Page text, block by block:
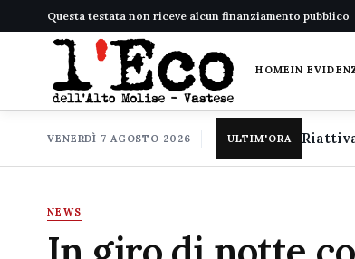
Questa testata non riceve alcun finanziamento pubblico
HOMEIN
VENERDÌ 7 AGOSTO 2026 ULTIM'ORA
NEWS